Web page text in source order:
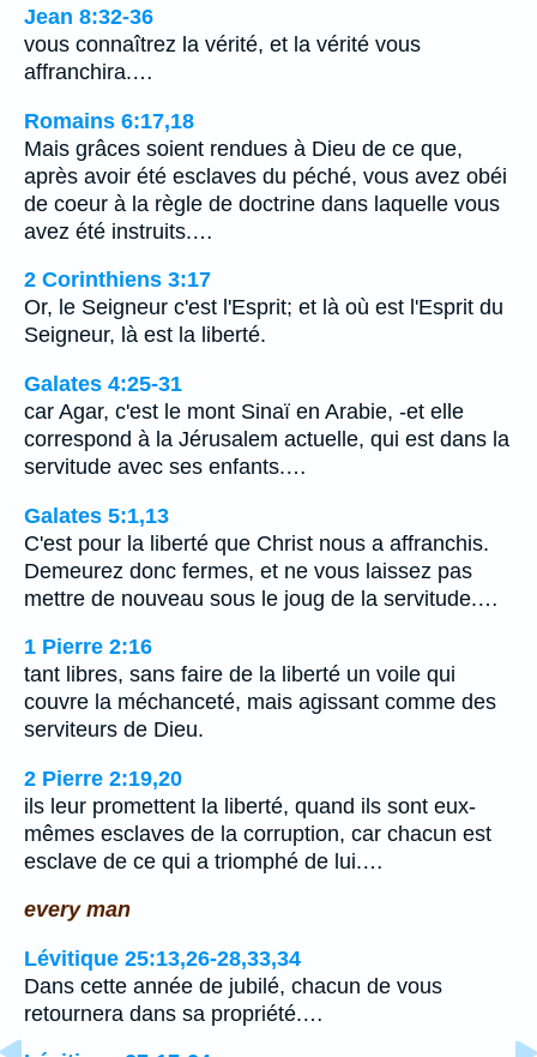
Jean 8:32-36
vous connaîtrez la vérité, et la vérité vous
affranchira.…
Romains 6:17,18
Mais grâces soient rendues à Dieu de ce que,
après avoir été esclaves du péché, vous avez obéi
de coeur à la règle de doctrine dans laquelle vous
avez été instruits.…
2 Corinthiens 3:17
Or, le Seigneur c'est l'Esprit; et là où est l'Esprit du
Seigneur, là est la liberté.
Galates 4:25-31
car Agar, c'est le mont Sinaï en Arabie, -et elle
correspond à la Jérusalem actuelle, qui est dans la
servitude avec ses enfants.…
Galates 5:1,13
C'est pour la liberté que Christ nous a affranchis.
Demeurez donc fermes, et ne vous laissez pas
mettre de nouveau sous le joug de la servitude.…
1 Pierre 2:16
tant libres, sans faire de la liberté un voile qui
couvre la méchanceté, mais agissant comme des
serviteurs de Dieu.
2 Pierre 2:19,20
ils leur promettent la liberté, quand ils sont eux-
mêmes esclaves de la corruption, car chacun est
esclave de ce qui a triomphé de lui.…
every man
Lévitique 25:13,26-28,33,34
Dans cette année de jubilé, chacun de vous
retournera dans sa propriété.…